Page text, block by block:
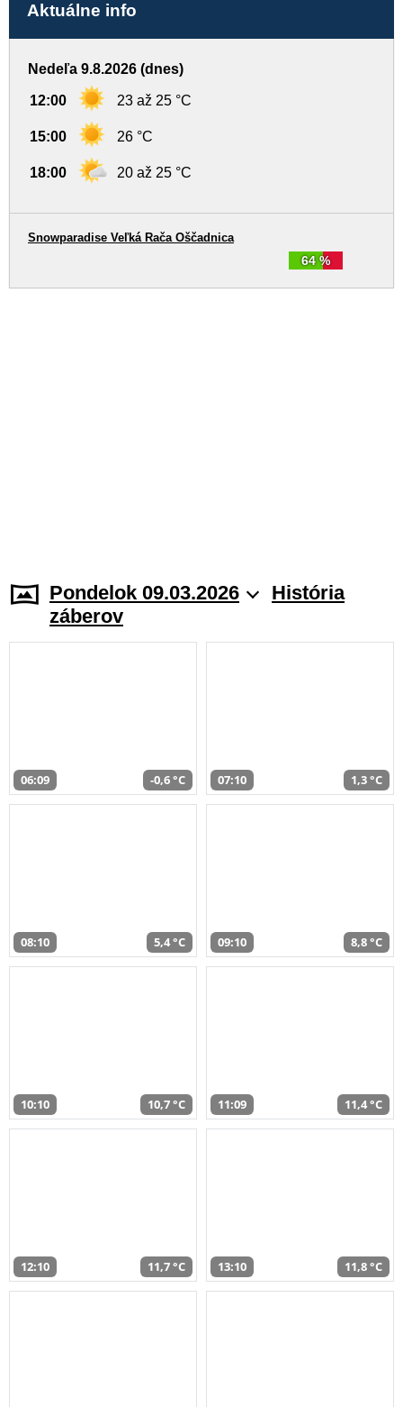
Aktuálne info
Nedeľa 9.8.2026 (dnes)
12:00 23 až 25 °C
15:00 26 °C
18:00 20 až 25 °C
64 %
Snowparadise Veľká Rača Oščadnica
Pondelok 09.03.2026
História
záberov
06:09 -0,6 °C 07:10 1,3 °C
08:10 5,4 °C 09:10 8,8 °C
10:10 10,7 °C 11:09 11,4 °C
12:10 11,7 °C 13:10 11,8 °C